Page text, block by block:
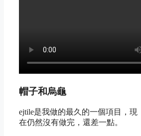
帽子和烏龜
ejtile是我做的最久的一個項目，現
在仍然沒有做完，還差一點。